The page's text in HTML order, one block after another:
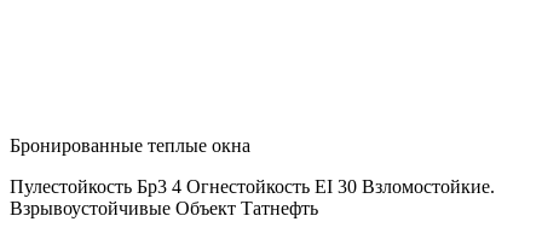
Бронированные теплые окна
Пулестойкость Бр3 4 Огнестойкость ЕI 30 Взломостойкие.
Взрывоустойчивые Объект Татнефть